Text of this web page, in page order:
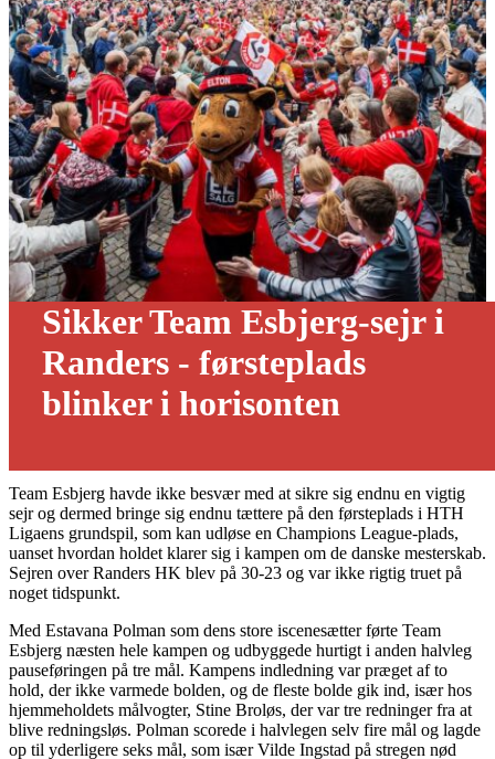
Sikker Team Esbjerg-sejr i
Randers - førsteplads
blinker i horisonten
Team Esbjerg havde ikke besvær med at sikre sig endnu en vigtig
sejr og dermed bringe sig endnu tættere på den førsteplads i HTH
Ligaens grundspil, som kan udløse en Champions League-plads,
uanset hvordan holdet klarer sig i kampen om de danske mesterskab.
Sejren over Randers HK blev på 30-23 og var ikke rigtig truet på
noget tidspunkt.
Med Estavana Polman som dens store iscenesætter førte Team
Esbjerg næsten hele kampen og udbyggede hurtigt i anden halvleg
pauseføringen på tre mål. Kampens indledning var præget af to
hold, der ikke varmede bolden, og de fleste bolde gik ind, især hos
hjemmeholdets målvogter, Stine Broløs, der var tre redninger fra at
blive redningsløs. Polman scorede i halvlegen selv fire mål og lagde
op til yderligere seks mål, som især Vilde Ingstad på stregen nød